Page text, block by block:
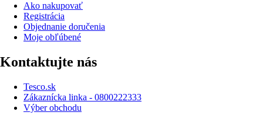
Ako nakupovať
Registrácia
Objednanie doručenia
Moje obľúbené
Kontaktujte nás
Tesco.sk
Zákaznícka linka - 0800222333
Výber obchodu